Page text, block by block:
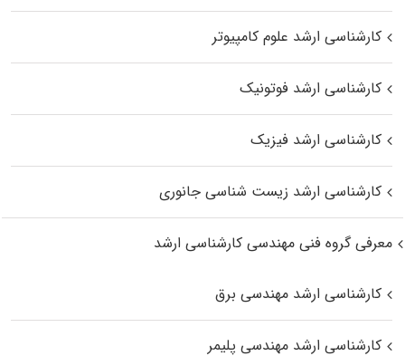
کارشناسی ارشد علوم کامپیوتر
کارشناسی ارشد فوتونیک
کارشناسی ارشد فیزیک
کارشناسی ارشد زیست‌ شناسی جانوری
معرفی گروه فنی مهندسی کارشناسی ارشد
کارشناسی ارشد مهندسی برق
کارشناسی ارشد مهندسی پلیمر